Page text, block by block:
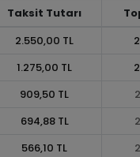
Taksit Tutarı
2.550,00 TL
1.275,00 TL
909,50 TL
694,88 TL
566,10 TL